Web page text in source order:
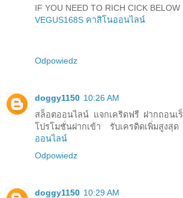
IF YOU NEED TO RICH CICK BELOW
VEGUS168S คาสิโนออนไลน์
Odpowiedz
doggy1150 10:26 AM
สล็อตออนไลน์ แจกเคริดฟรี ฝากถอนเ
โปรโมชั่นฝากเข้า รับเครดิดเพิ่มสูง
ออนไลน์
Odpowiedz
doggy1150 10:29 AM